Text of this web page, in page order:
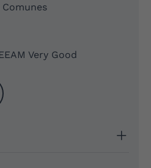
Very Good